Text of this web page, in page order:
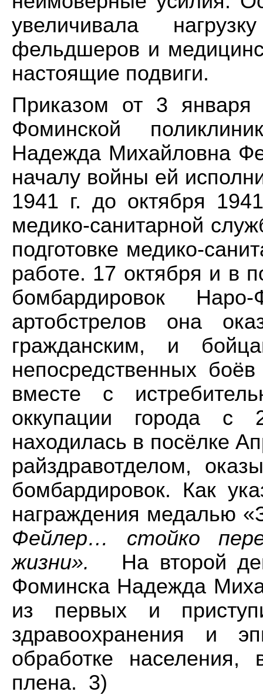
увеличивала
фельдшеров и
настоящие подвиги.
Приказом от 3
Фоминской
Надежда Михайловна
началу войны ей
1941 г. до октября
медико-санитарной
подготовке медико-
работе. 17 октября и в
бомбардировок
артобстрелов она
гражданским, и
непосредственных
вместе с
оккупации города
находилась в посёлке
райздравотделом,
бомбардировок. Как
награждения медалью
Фейлер… стойко
жизни».
На второй
Фоминска Надежда
из первых и
здравоохранения и
обработке населения,
плена. 3)